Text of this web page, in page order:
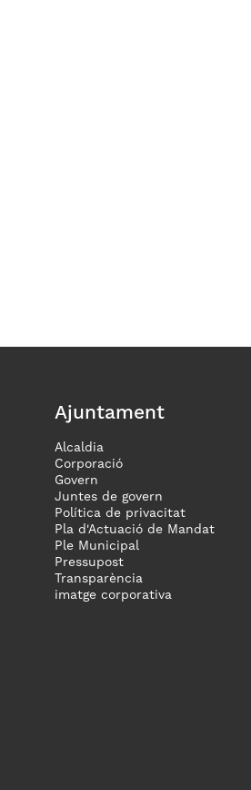
Ajuntament
Alcaldia
Corporació
Govern
Juntes de govern
Política de privacitat
Pla d'Actuació de Mandat
Ple Municipal
Pressupost
Transparència
imatge corporativa